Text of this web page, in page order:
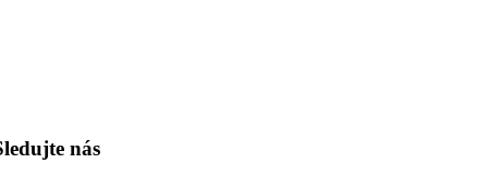
nás